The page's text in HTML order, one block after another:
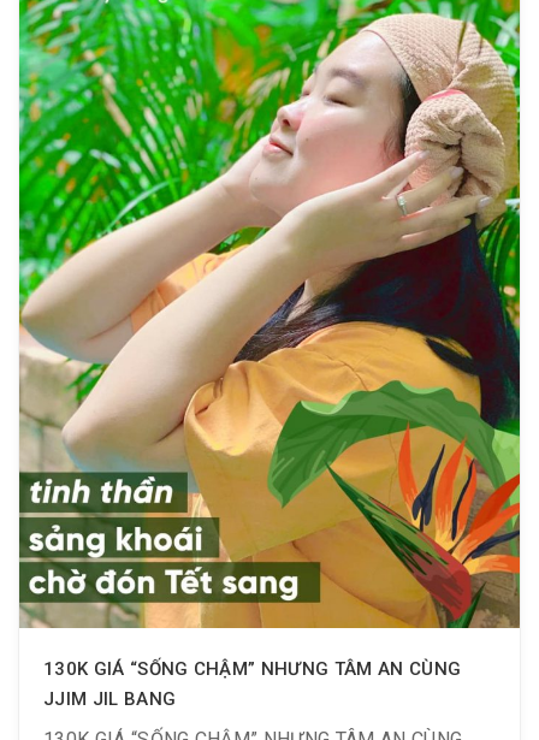
130K GIÁ “SỐNG CHẬM” NHƯNG TÂM AN CÙNG
JJIM JIL BANG